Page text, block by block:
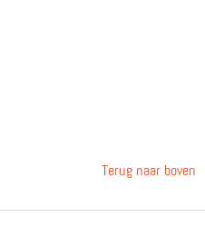
Terug naar boven